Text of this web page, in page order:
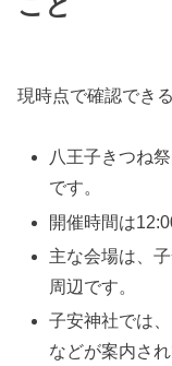
こと
現時点で確認でき
八王子きつね
です。
開催時間は
主な会場は、
周辺です。
子安神社では
などが案内され